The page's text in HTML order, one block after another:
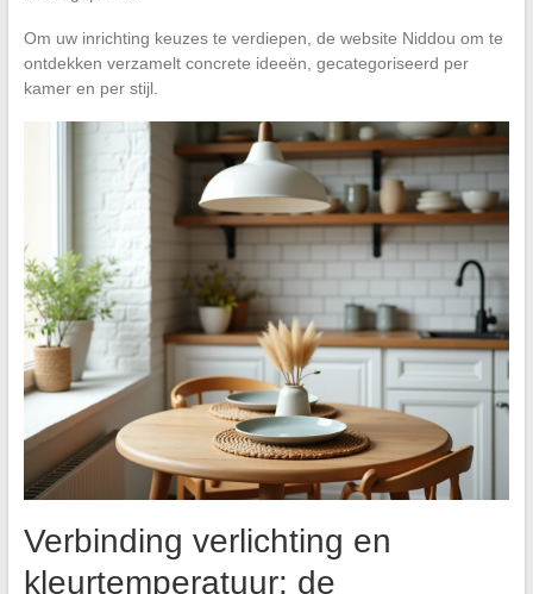
Om uw inrichting keuzes te verdiepen, de website Niddou om te
ontdekken verzamelt concrete ideeën, gecategoriseerd per
kamer en per stijl.
Verbinding verlichting en
kleurtemperatuur: de